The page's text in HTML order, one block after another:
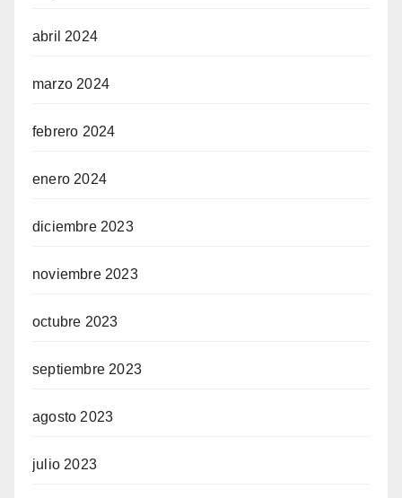
abril 2024
marzo 2024
febrero 2024
enero 2024
diciembre 2023
noviembre 2023
octubre 2023
septiembre 2023
agosto 2023
julio 2023